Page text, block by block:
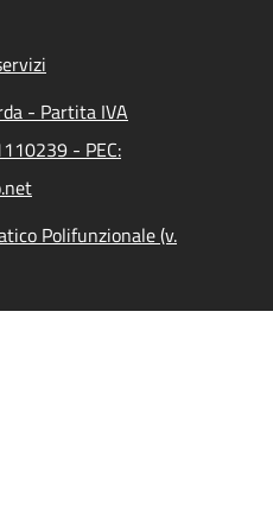
- Partita IVA
- PEC:
Polifunzionale (v.